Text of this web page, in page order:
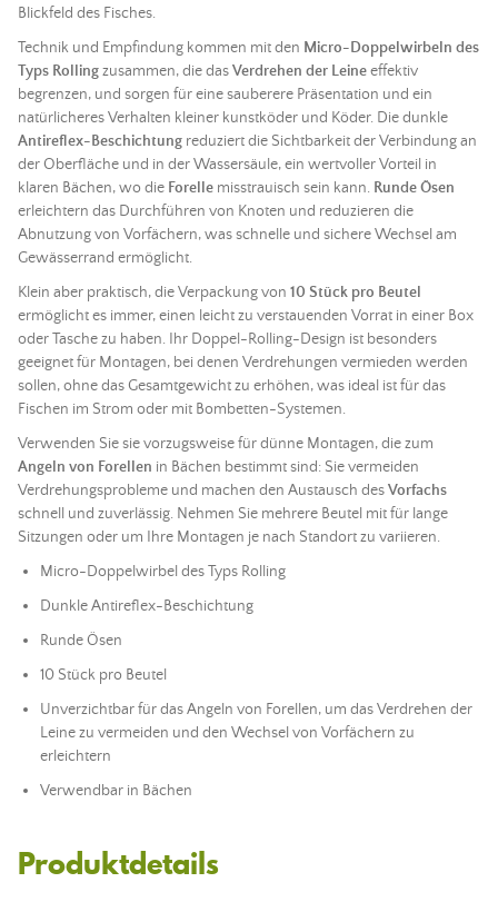
Blickfeld des Fisches.
Technik und Empfindung kommen mit den Micro-Doppelwirbeln des
Typs Rollingzusammen, die dasVerdrehen der Leineeffektiv
begrenzen, und sorgen für eine sauberere Präsentation und ein
natürlicheres Verhalten kleiner kunstköder und Köder. Die dunkle
Antireflex-Beschichtung reduziert die Sichtbarkeit der Verbindung an
der Oberfläche und in der Wassersäule, ein wertvoller Vorteil in
klaren Bächen, wo die Forelle misstrauisch sein kann. Runde Ösen
erleichtern das Durchführen von Knoten und reduzieren die
Abnutzung von Vorfächern, was schnelle und sichere Wechsel am
Gewässerrand ermöglicht.
Klein aber praktisch, die Verpackung von 10 Stück pro Beutel
ermöglicht es immer, einen leicht zu verstauenden Vorrat in einer Box
oder Tasche zu haben. Ihr Doppel-Rolling-Design ist besonders
geeignet für Montagen, bei denen Verdrehungen vermieden werden
sollen, ohne das Gesamtgewicht zu erhöhen, was ideal ist für das
Fischen im Strom oder mit Bombetten-Systemen.
Verwenden Sie sie vorzugsweise für dünne Montagen, die zum
Angeln von Forellen in Bächen bestimmt sind: Sie vermeiden
Verdrehungsprobleme und machen den Austausch desVorfachs
schnell und zuverlässig. Nehmen Sie mehrere Beutel mit für lange
Sitzungen oder um Ihre Montagen je nach Standort zu variieren.
Micro-Doppelwirbel des Typs Rolling
Dunkle Antireflex-Beschichtung
Runde Ösen
10 Stück pro Beutel
Unverzichtbar für dasAngeln von Forellen, um das Verdrehen der
Leine zu vermeiden und den Wechsel von Vorfächern zu
erleichtern
Verwendbar in Bächen
Produktdetails